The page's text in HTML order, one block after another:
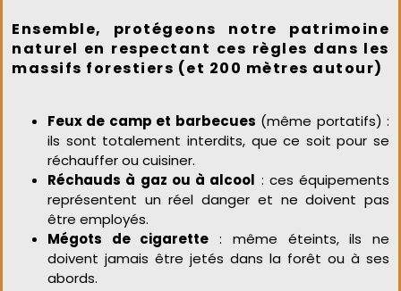
Ensemble, protégeons notre patrimoine
naturel en respectant ces règles dans les
massifs forestiers (et 200 mètres autour)
Feux de camp et barbecues (même portatifs) :
ils sont totalement interdits, que ce soit pour se
réchauffer ou cuisiner.
Réchauds à gaz ou à alcool : ces équipements
représentent un réel danger et ne doivent pas
être employés.
Mégots de cigarette : même éteints, ils ne
doivent jamais être jetés dans la forêt ou à ses
abords.